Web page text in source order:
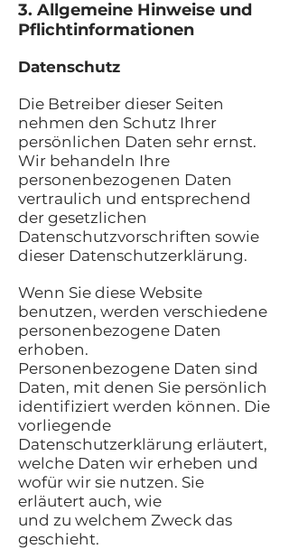
3. Allgemeine Hinweise und
Pflichtinformationen
Datenschutz
Die Betreiber dieser Seiten
nehmen den Schutz Ihrer
persönlichen Daten sehr ernst.
Wir behandeln Ihre
personenbezogenen Daten
vertraulich und entsprechend
der gesetzlichen
Datenschutzvorschriften sowie
dieser Datenschutzerklärung.
Wenn Sie diese Website
benutzen, werden verschiedene
personenbezogene Daten
erhoben.
Personenbezogene Daten sind
Daten, mit denen Sie persönlich
identifiziert werden können. Die
vorliegende
Datenschutzerklärung erläutert,
welche Daten wir erheben und
wofür wir sie nutzen. Sie
erläutert auch, wie
und zu welchem Zweck das
geschieht.